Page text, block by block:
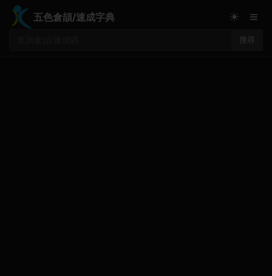
五色倉頡/速成字典
搜尋
☀ ≡